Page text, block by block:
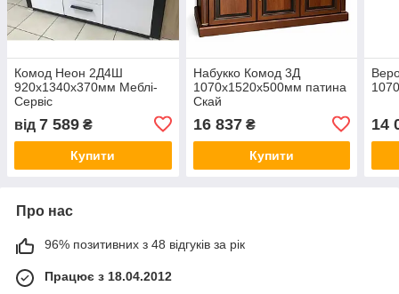
Комод Неон 2Д4Ш
920х1340х370мм Меблі-
Сервіс
від 7 589 ₴
Купити
Набукко Комод 3Д
1070х1520х500мм патина
Скай
16 837₴
Купити
14
Про нас
96% позитивних з 48 відгуків за рік
Працює з 18.04.2012